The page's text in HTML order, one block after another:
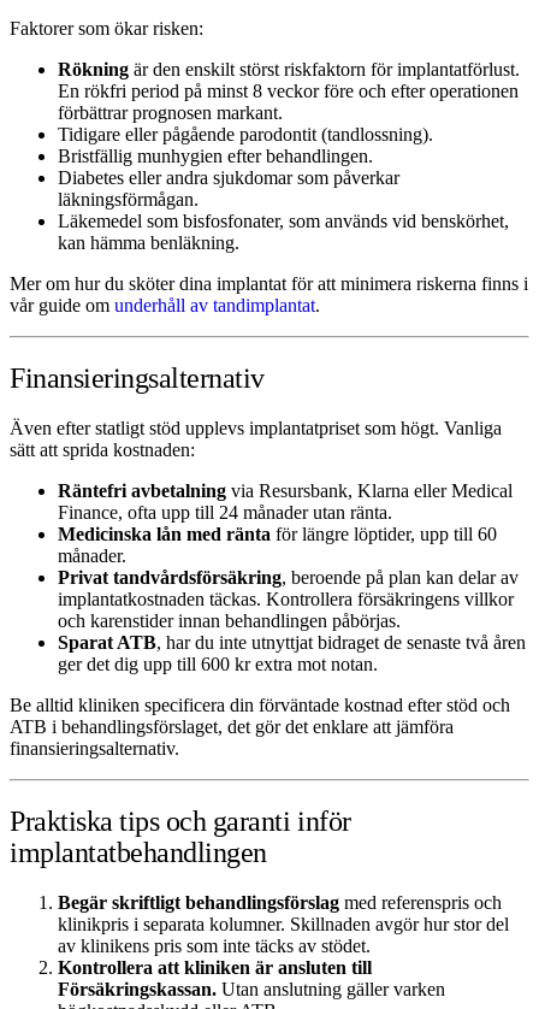
Faktorer som ökar risken:
Rökning är den enskilt störst riskfaktorn för implantatförlust.
En rökfri period på minst 8 veckor före och efter operationen
förbättrar prognosen markant.
Tidigare eller pågående parodontit (tandlossning).
Bristfällig munhygien efter behandlingen.
Diabetes eller andra sjukdomar som påverkar
läkningsförmågan.
Läkemedel som bisfosfonater, som används vid benskörhet,
kan hämma benläkning.
Mer om hur du sköter dina implantat för att minimera riskerna finns i
vår guide om underhåll av tandimplantat.
Finansieringsalternativ
Även efter statligt stöd upplevs implantatpriset som högt. Vanliga
sätt att sprida kostnaden:
Räntefri avbetalning via Resursbank, Klarna eller Medical
Finance, ofta upp till 24 månader utan ränta.
Medicinska lån med ränta för längre löptider, upp till 60
månader.
Privat tandvårdsförsäkring, beroende på plan kan delar av
implantatkostnaden täckas. Kontrollera försäkringens villkor
och karenstider innan behandlingen påbörjas.
Sparat ATB, har du inte utnyttjat bidraget de senaste två åren
ger det dig upp till 600 kr extra mot notan.
Be alltid kliniken specificera din förväntade kostnad efter stöd och
ATB i behandlingsförslaget, det gör det enklare att jämföra
finansieringsalternativ.
Praktiska tips och garanti inför
implantatbehandlingen
Begär skriftligt behandlingsförslag med referenspris och
klinikpris i separata kolumner. Skillnaden avgör hur stor del
av klinikens pris som inte täcks av stödet.
Kontrollera att kliniken är ansluten till
Försäkringskassan. Utan anslutning gäller varken